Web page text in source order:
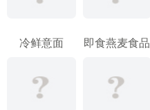
冷鲜意面 即食燕麦食品